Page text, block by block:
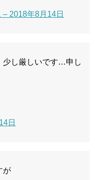
– 2018年8月14日
少し厳しいです…申し
日
が